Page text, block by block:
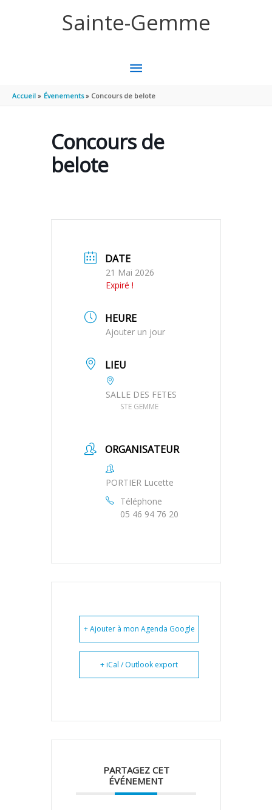
Sainte-Gemme
MENU
PRINCIPAL
Accueil Évenements Concours de belote
Concours de
belote
DATE
21 Mai 2026
Expiré !
HEURE
Ajouter un jour
LIEU
SALLE DES FETES
STE GEMME
ORGANISATEUR
PORTIER Lucette
Téléphone
05 46 94 76 20
+ Ajouter à mon Agenda Google
+ iCal / Outlook export
PARTAGEZ CET
ÉVÉNEMENT